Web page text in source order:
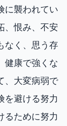
に襲われてい
、恨み、不安
なく、思う存
健康で強くな
、大変病弱で
を避ける努力
るために努力